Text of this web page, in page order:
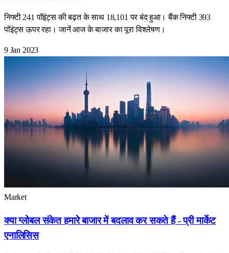
निफ्टी 241 पॉइंट्स की बढ़त के साथ 18,101 पर बंद हुआ। बैंक निफ्टी 393
पॉइंट्स ऊपर रहा। जानें आज के बाजार का पूरा विश्लेषण।
9 Jan 2023
Market
क्या ग्लोबल संकेत हमारे बाजार में बदलाव कर सकते हैं - प्री मार्केट
एनालिसिस